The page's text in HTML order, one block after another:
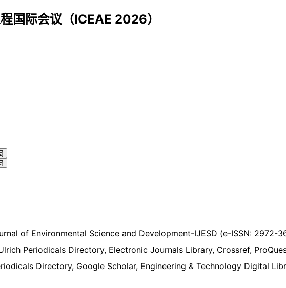
国际会议（ICEAE 2026）
of Environmental Science and Development-IJESD (e-ISSN:
Periodicals Directory, Electronic Journals Library, Crossref,
Directory, Google Scholar, Engineering & Technology Digital